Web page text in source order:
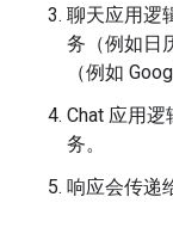
聊天应用逻
务（例如日
（例如
Chat 应用逻
务。
响应会传递